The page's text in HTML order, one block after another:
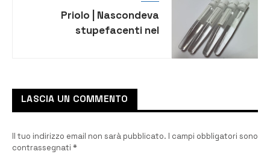
Priolo | Nascondeva
stupefacenti nel
LASCIA UN COMMENTO
Il tuo indirizzo email non sarà pubblicato. I campi obbligatori sono
contrassegnati *